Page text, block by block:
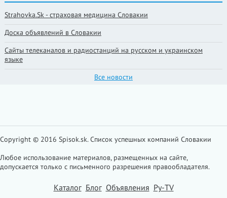
Strahovka.Sk - страховая медицина Словакии
Доска объявлений в Словакии
Сайты телеканалов и радиостанций на русском и украинском
языке
Все новости
Copyright © 2016 Spisok.sk. Cписок успешных компаний Словакии
Любое использование материалов, размещенных на сайте,
допускается только с письменного разрешения правообладателя.
Каталог Блог Объявления Ру-TV